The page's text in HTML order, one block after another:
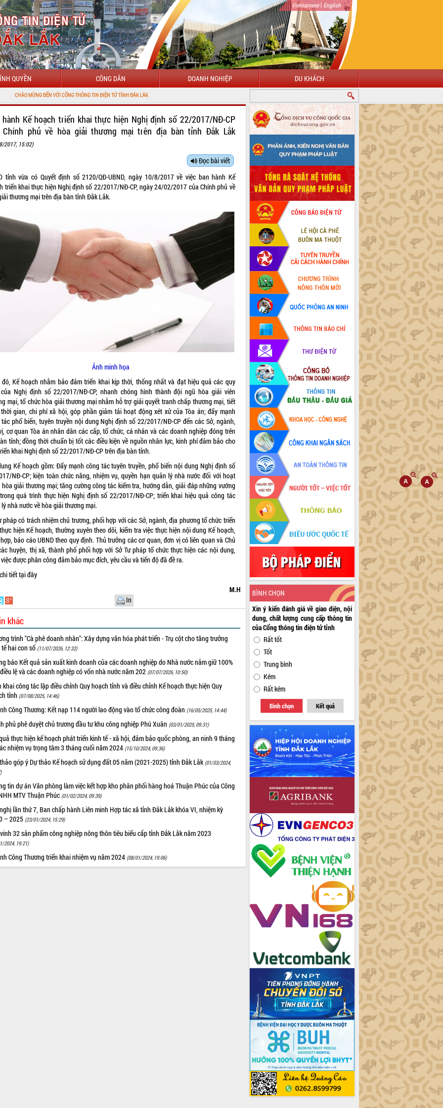
Vietnamese| English
QUYỀN CÔNG DÂN DOANH NGHIỆP DU KHÁCH
ĐẾN VỚI CỔNG THÔNG TIN ĐIỆN TỬ TỈNH ĐẮK LẮK
hành Kế hoạch triển khai thực hiện Nghị định số 22/2017/NĐ-CP
Chính phủ về hòa giải thương mại trên địa bàn tỉnh Đắk Lắk
2017, 15:02)
Đọc bài viết
tỉnh vừa có Quyết định số 2120/QĐ-UBND, ngày 10/8/2017 về việc ban hành Kế
triển khai thực hiện Nghị định số 22/2017/NĐ-CP, ngày 24/02/2017 của Chính phủ về
thương mại trên địa bàn tỉnh Đắk Lắk.
Ảnh minh họa
đó, Kế hoạch nhằm bảo đảm triển khai kịp thời, thống nhất và đạt hiệu quả các quy
Nghị định số 22/2017/NĐ-CP, nhanh chóng hình thành đội ngũ hòa giải viên
mại, tổ chức hòa giải thương mại nhằm hỗ trợ giải quyết tranh chấp thương mại, tiết
gian, chi phí xã hội, góp phần giảm tải hoạt động xét xử của Tòa án; đẩy mạnh
phổ biến, tuyên truyền nội dung Nghị định số 22/2017/NĐ-CP đến các Sở, ngành,
cơ quan Tòa án nhân dân các cấp, tổ chức, cá nhân và các doanh nghiệp đóng trên
tỉnh; đồng thời chuẩn bị tốt các điều kiện về nguồn nhân lực, kinh phí đảm bảo cho
khai Nghị định số 22/2017/NĐ-CP trên địa bàn tỉnh.
Kế hoạch gồm: Đẩy mạnh công tác tuyên truyền, phổ biến nội dung Nghị định số
NĐ-CP; kiện toàn chức năng, nhiệm vụ, quyền hạn quản lý nhà nước đối với hoạt
hòa giải thương mại; tăng cường công tác kiểm tra, hướng dẫn, giải đáp những vướng
quá trình thực hiện Nghị định số 22/2017/NĐ-CP; triển khai hiệu quả công tác
nhà nước về hòa giải thương mại.
pháp có trách nhiệm chủ trương, phối hợp với các Sở, ngành, địa phương tổ chức triển
hiện Kế hoạch, thường xuyên theo dõi, kiểm tra việc thực hiện nội dung Kế hoạch,
báo cáo UBND theo quy định. Thủ trưởng các cơ quan, đơn vị có liên quan và Chủ
huyện, thị xã, thành phố phối hợp với Sở Tư pháp tổ chức thực hiện các nội dung,
được phân công đảm bảo mục đích, yêu cầu và tiến độ đã đề ra.
tiếttại đây
M.H
In
khác
trình "Cà phê doanh nhân": Xây dựng văn hóa phát triển - Trụ cột cho tăng trưởng
hai con số (11/07/2026, 12:32)
báo Kết quả sản xuất kinh doanh của các doanh nghiệp do Nhà nước nắm giữ 100%
lệ và các doanh nghiệp có vốn nhà nước năm 202 (07/07/2026, 10:50)
khai công tác lập điều chỉnh Quy hoạch tỉnh và điều chỉnh Kế hoạch thực hiện Quy
tỉnh (07/08/2025, 14:46)
Công Thương: Kết nạp 114 người lao động vào tổ chức công đoàn (16/05/2025, 14:44)
phủ phê duyệt chủ trương đầu tư khu công nghiệp Phú Xuân (03/01/2025, 09:31)
thực hiện kế hoạch phát triển kinh tế - xã hội, đảm bảo quốc phòng, an ninh 9 tháng
nhiệm vụ trọng tâm 3 tháng cuối năm 2024 (15/10/2024, 09:36)
góp ý Dự thảo Kế hoạch sử dụng đất 05 năm (2021-2025) tỉnh Đắk Lắk (01/03/2024,
tin dự án Văn phòng làm việc kết hợp kho phân phối hàng hoá Thuận Phúc của Công
MTV Thuận Phúc (01/02/2024, 09:39)
lần thứ 7, Ban chấp hành Liên minh Hợp tác xã tỉnh Đắk Lắk khóa VI, nhiệm kỳ
– 2025 (23/01/2024, 15:29)
32 sản phẩm công nghiệp nông thôn tiêu biểu cấp tỉnh Đắk Lắk năm 2023
2024, 19:21)
Công Thương triển khai nhiệm vụ năm 2024 (08/01/2024, 19:06)
BÌNH CHỌN
Xin ý kiến đánh giá về giao diện, nội
dung, chất lượng cung cấp thông tin
của Cổng thông tin điện tử tỉnh
Rất tốt
Tốt
Trung bình
Kém
Rất kém
Bình chọn Kết quả